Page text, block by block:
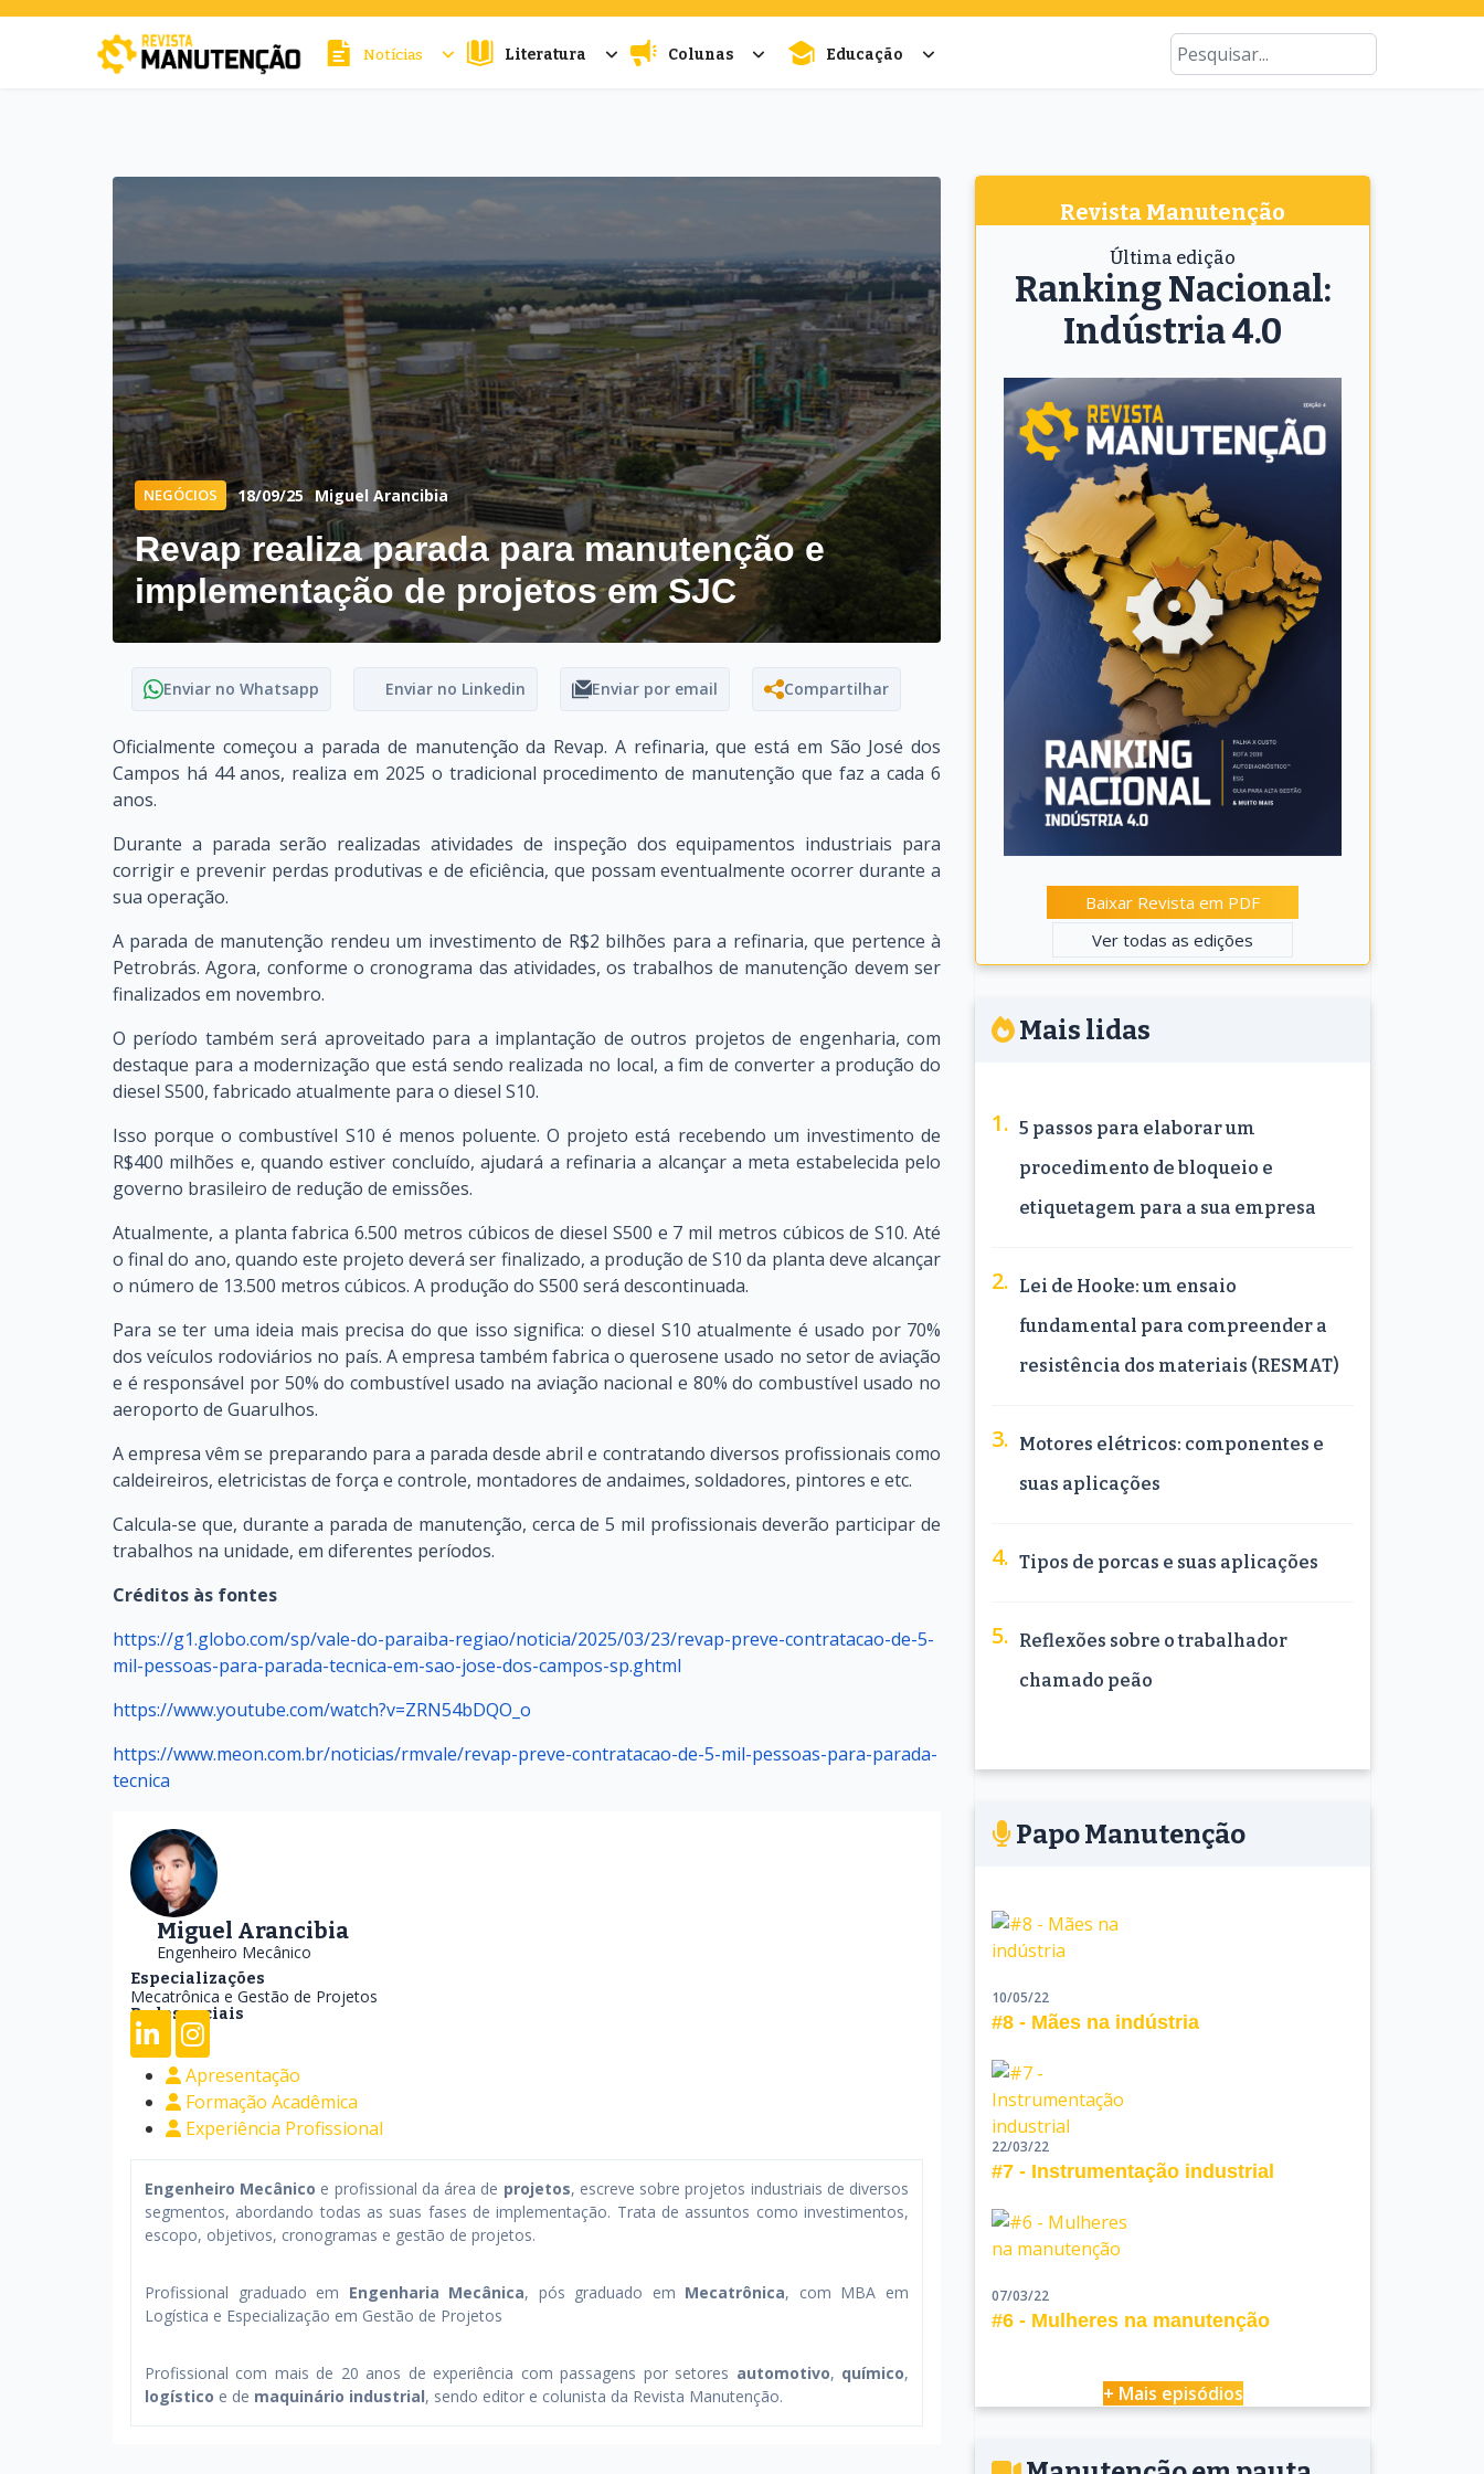
Notícias Literatura Colunas Educação
NEGÓCIOS 18/09/25 Miguel Arancibia
Revap realiza parada para manutenção e
implementação de projetos em SJC
Enviar no Whatsapp Enviar no Linkedin Enviar por email Compartilhar
Oficialmente começou a parada de manutenção da Revap. A refinaria, que está em São José dos
Campos há 44 anos, realiza em 2025 o tradicional procedimento de manutenção que faz a cada 6
anos.
Durante a parada serão realizadas atividades de inspeção dos equipamentos industriais para
corrigir e prevenir perdas produtivas e de eficiência, que possam eventualmente ocorrer durante a
sua operação.
A parada de manutenção rendeu um investimento de R$2 bilhões para a refinaria, que pertence à
Petrobrás. Agora, conforme o cronograma das atividades, os trabalhos de manutenção devem ser
finalizados em novembro.
O período também será aproveitado para a implantação de outros projetos de engenharia, com
destaque para a modernização que está sendo realizada no local, a fim de converter a produção do
diesel S500, fabricado atualmente para o diesel S10.
Isso porque o combustível S10 é menos poluente. O projeto está recebendo um investimento de
R$400 milhões e, quando estiver concluído, ajudará a refinaria a alcançar a meta estabelecida pelo
governo brasileiro de redução de emissões.
Atualmente, a planta fabrica 6.500 metros cúbicos de diesel S500 e 7 mil metros cúbicos de S10. Até
o final do ano, quando este projeto deverá ser finalizado, a produção de S10 da planta deve alcançar
o número de 13.500 metros cúbicos. A produção do S500 será descontinuada.
Para se ter uma ideia mais precisa do que isso significa: o diesel S10 atualmente é usado por 70%
dos veículos rodoviários no país. A empresa também fabrica o querosene usado no setor de aviação
e é responsável por 50% do combustível usado na aviação nacional e 80% do combustível usado no
aeroporto de Guarulhos.
A empresa vêm se preparando para a parada desde abril e contratando diversos profissionais como
caldeireiros, eletricistas de força e controle, montadores de andaimes, soldadores, pintores e etc.
Calcula-se que, durante a parada de manutenção, cerca de 5 mil profissionais deverão participar de
trabalhos na unidade, em diferentes períodos.
Créditos às fontes
https://g1.globo.com/sp/vale-do-paraiba-regiao/noticia/2025/03/23/revap-preve-contratacao-de-5-
mil-pessoas-para-parada-tecnica-em-sao-jose-dos-campos-sp.ghtml
https://www.youtube.com/watch?v=ZRN54bDQO_o
https://www.meon.com.br/noticias/rmvale/revap-preve-contratacao-de-5-mil-pessoas-para-parada-
tecnica
Miguel Arancibia
Engenheiro Mecânico
Especializações
Mecatrônica e Gestão de Projetos
Redes sociais
Apresentação
Formação Acadêmica
Experiência Profissional
Engenheiro Mecânico e profissional da área de projetos, escreve sobre projetos industriais de diversos
segmentos, abordando todas as suas fases de implementação. Trata de assuntos como investimentos,
escopo, objetivos, cronogramas e gestão de projetos.
Profissional graduado em Engenharia Mecânica, pós graduado em Mecatrônica, com MBA em
Logística e Especialização em Gestão de Projetos
Profissional com mais de 20 anos de experiência com passagens por setores automotivo, químico,
logístico e de maquinário industrial, sendo editor e colunista da Revista Manutenção.
Revista Manutenção
Última edição
Ranking Nacional:
Indústria 4.0
Baixar Revista em PDF
Ver todas as edições
Mais lidas
5 passos para elaborar um
procedimento de bloqueio e
etiquetagem para a sua empresa
Lei de Hooke: um ensaio
fundamental para compreender a
resistência dos materiais (RESMAT)
Motores elétricos: componentes e
suas aplicações
Tipos de porcas e suas aplicações
Reflexões sobre o trabalhador
chamado peão
Papo Manutenção
10/05/22
#8 - Mães na indústria
22/03/22
#7 - Instrumentação industrial
07/03/22
#6 - Mulheres na manutenção
+ Mais episódios